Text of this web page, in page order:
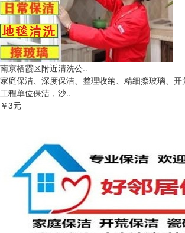
南京栖霞区附近清洗公..
家庭保洁、深度保洁、整理收纳、精细擦玻璃、开
工程单位保洁，沙..
￥3元